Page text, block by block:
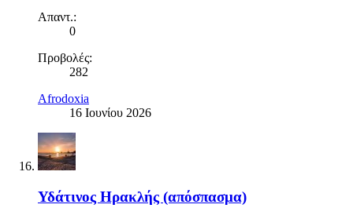
Απαντ.:
0
Προβολές:
282
Afrodoxia
16 Ιουνίου 2026
Υδάτινος Ηρακλής (απόσπασμα)